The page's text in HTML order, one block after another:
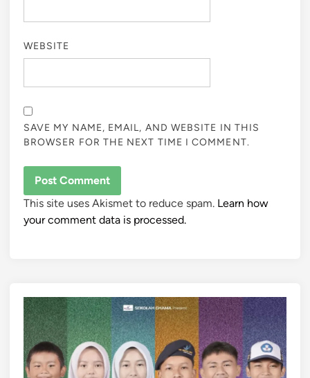
WEBSITE
SAVE MY NAME, EMAIL, AND WEBSITE IN THIS
BROWSER FOR THE NEXT TIME I COMMENT.
This site uses Akismet to reduce spam. Learn how
your comment data is processed.